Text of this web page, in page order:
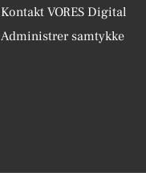
Kontakt VORES Digital
Administrer samtykke